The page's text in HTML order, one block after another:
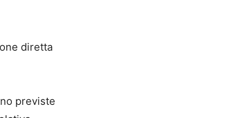
diretta
previste